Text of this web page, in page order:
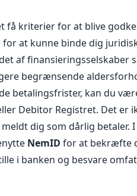
få kriterier for at blive
at kunne binde dig
af
begrænsende
betalingsfrister, kan du
Debitor Registret. Det er
dig som dårlig
NemID for at bekræfte
i banken og besvare